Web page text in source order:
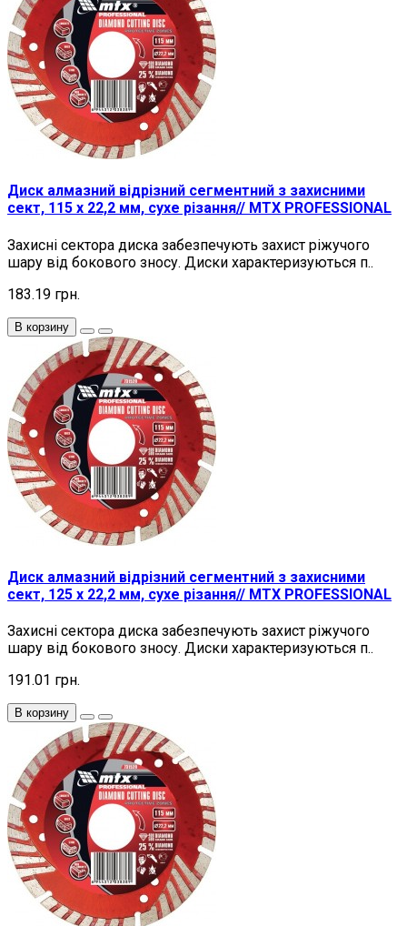
Диск алмазний відрізний сегментний з захисними
сект, 115 х 22,2 мм, сухе різання// MTX PROFESSIONAL
Захисні сектора диска забезпечують захист ріжучого
шару від бокового зносу. Диски характеризуються п..
183.19 грн.
В корзину
Диск алмазний відрізний сегментний з захисними
сект, 125 х 22,2 мм, сухе різання// MTX PROFESSIONAL
Захисні сектора диска забезпечують захист ріжучого
шару від бокового зносу. Диски характеризуються п..
191.01 грн.
В корзину